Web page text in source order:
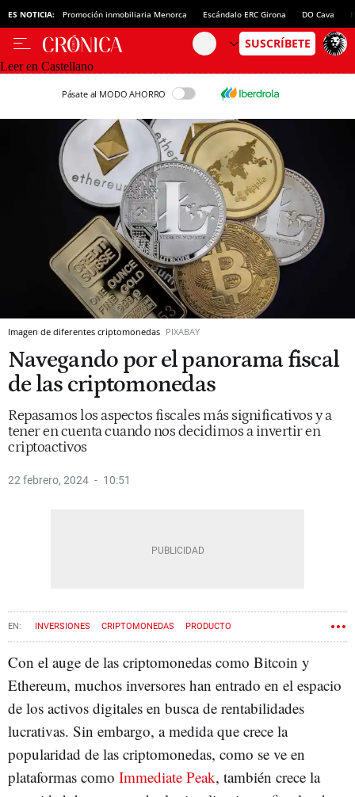
ES NOTICIA: Promoción inmobiliaria Menorca Escándalo ERC Girona DO Cava
Leer en Castellano
Pásate al MODO AHORRO
Imagen de diferentes criptomonedas PIXABAY
Navegando por el panorama fiscal
de las criptomonedas
Repasamos los aspectos fiscales más significativos y a
tener en cuenta cuando nos decidimos a invertir en
criptoactivos
22 febrero, 2024 10:51
INVERSIONES CRIPTOMONEDAS PRODUCTO
Con el auge de las criptomonedas como Bitcoin y
Ethereum, muchos inversores han entrado en el espacio
de los activos digitales en busca de rentabilidades
lucrativas. Sin embargo, a medida que crece la
popularidad de las criptomonedas, como se ve en
plataformas como Immediate Peak, también crece la